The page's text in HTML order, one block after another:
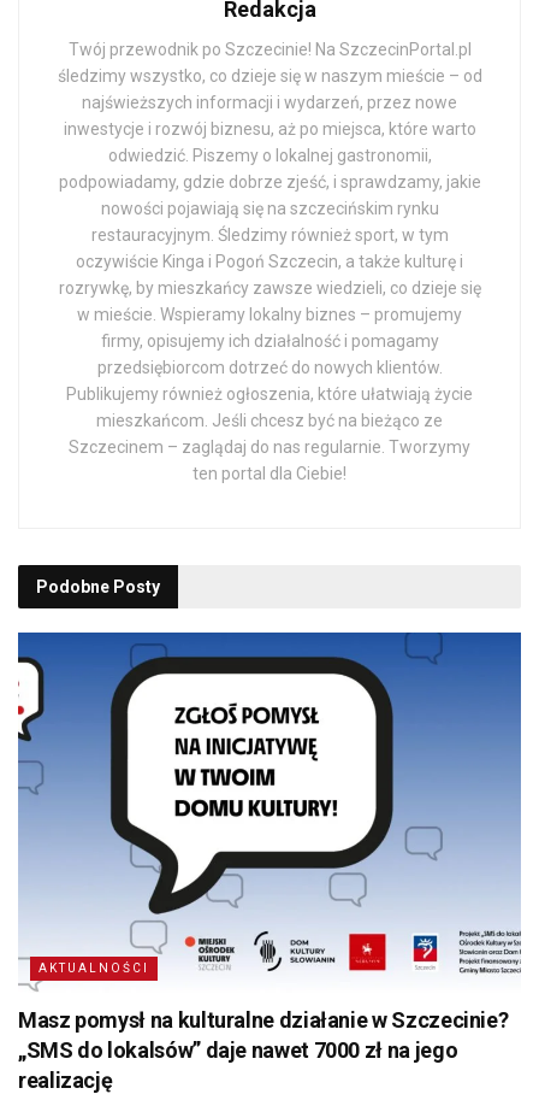
Redakcja
Twój przewodnik po Szczecinie! Na SzczecinPortal.pl
śledzimy wszystko, co dzieje się w naszym mieście – od
najświeższych informacji i wydarzeń, przez nowe
inwestycje i rozwój biznesu, aż po miejsca, które warto
odwiedzić. Piszemy o lokalnej gastronomii,
podpowiadamy, gdzie dobrze zjeść, i sprawdzamy, jakie
nowości pojawiają się na szczecińskim rynku
restauracyjnym. Śledzimy również sport, w tym
oczywiście Kinga i Pogoń Szczecin, a także kulturę i
rozrywkę, by mieszkańcy zawsze wiedzieli, co dzieje się
w mieście. Wspieramy lokalny biznes – promujemy
firmy, opisujemy ich działalność i pomagamy
przedsiębiorcom dotrzeć do nowych klientów.
Publikujemy również ogłoszenia, które ułatwiają życie
mieszkańcom. Jeśli chcesz być na bieżąco ze
Szczecinem – zaglądaj do nas regularnie. Tworzymy
ten portal dla Ciebie!
Podobne Posty
AKTUALNOŚCI
Masz pomysł na kulturalne działanie w Szczecinie?
„SMS do lokalsów” daje nawet 7000 zł na jego
realizację